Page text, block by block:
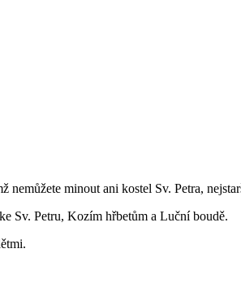
minout ani kostel Sv. Petra,
Sv. Petru, Kozím hřbetům a Luční boudě.